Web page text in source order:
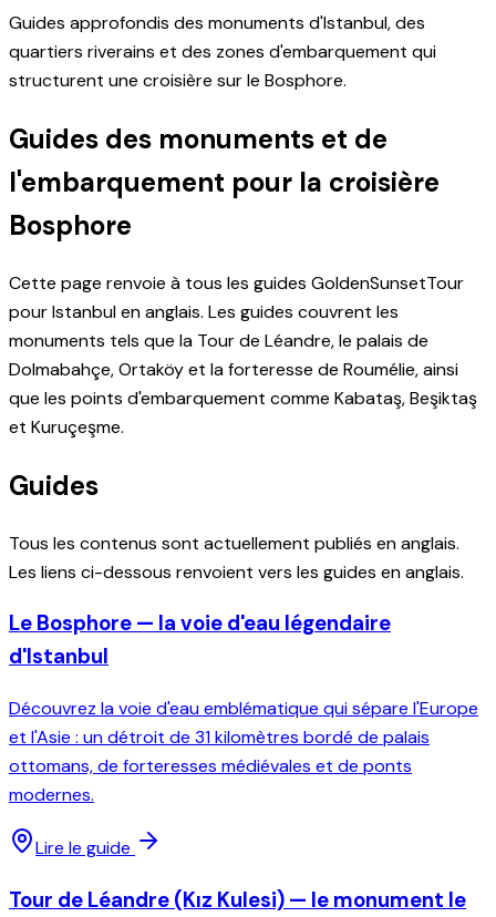
Guides approfondis des monuments d'Istanbul, des
quartiers riverains et des zones d'embarquement qui
structurent une croisière sur le Bosphore.
Guides des monuments et de
l'embarquement pour la croisière
Bosphore
Cette page renvoie à tous les guides GoldenSunsetTour
pour Istanbul en anglais. Les guides couvrent les
monuments tels que la Tour de Léandre, le palais de
Dolmabahçe, Ortaköy et la forteresse de Roumélie, ainsi
que les points d'embarquement comme Kabataş, Beşiktaş
et Kuruçeşme.
Guides
Tous les contenus sont actuellement publiés en anglais.
Les liens ci-dessous renvoient vers les guides en anglais.
Le Bosphore — la voie d'eau légendaire
d'Istanbul
Découvrez la voie d'eau emblématique qui sépare l'Europe
et l'Asie : un détroit de 31 kilomètres bordé de palais
ottomans, de forteresses médiévales et de ponts
modernes.
Lire le guide
Tour de Léandre (Kız Kulesi) — le monument le